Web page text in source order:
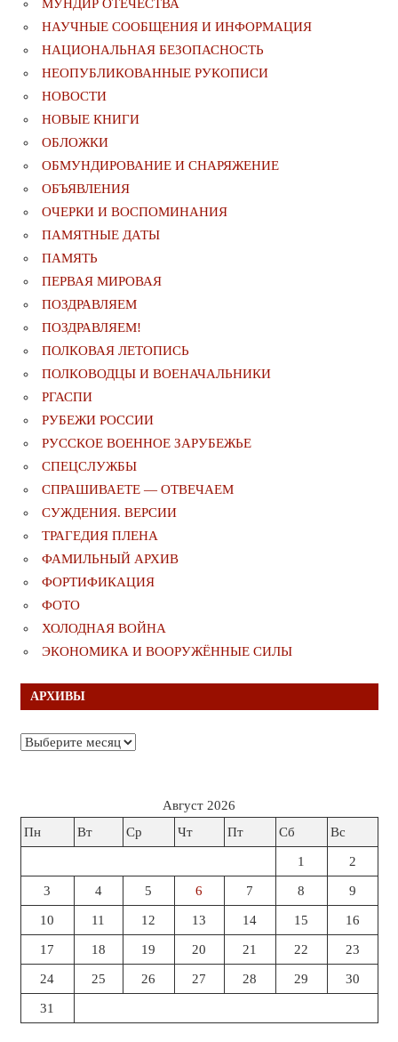
МУНДИР ОТЕЧЕСТВА
НАУЧНЫЕ СООБЩЕНИЯ И ИНФОРМАЦИЯ
НАЦИОНАЛЬНАЯ БЕЗОПАСНОСТЬ
НЕОПУБЛИКОВАННЫЕ РУКОПИСИ
НОВОСТИ
НОВЫЕ КНИГИ
ОБЛОЖКИ
ОБМУНДИРОВАНИЕ И СНАРЯЖЕНИЕ
ОБЪЯВЛЕНИЯ
ОЧЕРКИ И ВОСПОМИНАНИЯ
ПАМЯТНЫЕ ДАТЫ
ПАМЯТЬ
ПЕРВАЯ МИРОВАЯ
ПОЗДРАВЛЯЕМ
ПОЗДРАВЛЯЕМ!
ПОЛКОВАЯ ЛЕТОПИСЬ
ПОЛКОВОДЦЫ И ВОЕНАЧАЛЬНИКИ
РГАСПИ
РУБЕЖИ РОССИИ
РУССКОЕ ВОЕННОЕ ЗАРУБЕЖЬЕ
СПЕЦСЛУЖБЫ
СПРАШИВАЕТЕ — ОТВЕЧАЕМ
СУЖДЕНИЯ. ВЕРСИИ
ТРАГЕДИЯ ПЛЕНА
ФАМИЛЬНЫЙ АРХИВ
ФОРТИФИКАЦИЯ
ФОТО
ХОЛОДНАЯ ВОЙНА
ЭКОНОМИКА И ВООРУЖЁННЫЕ СИЛЫ
АРХИВЫ
Архивы
Август 2026
Пн
Вт Ср Чт Пт Сб Вс
1 2
3 4 5 6 7 8 9
10 11 12 13 14 15 16
17 18 19 20 21 22 23
24 25 26 27 28 29 30
31